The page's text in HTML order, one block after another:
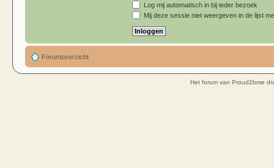
Log mij automatisch in bij ieder bezoek
Mij deze sessie niet weergeven in de lijst
Forumoverzicht
Het forum van Proud2bme